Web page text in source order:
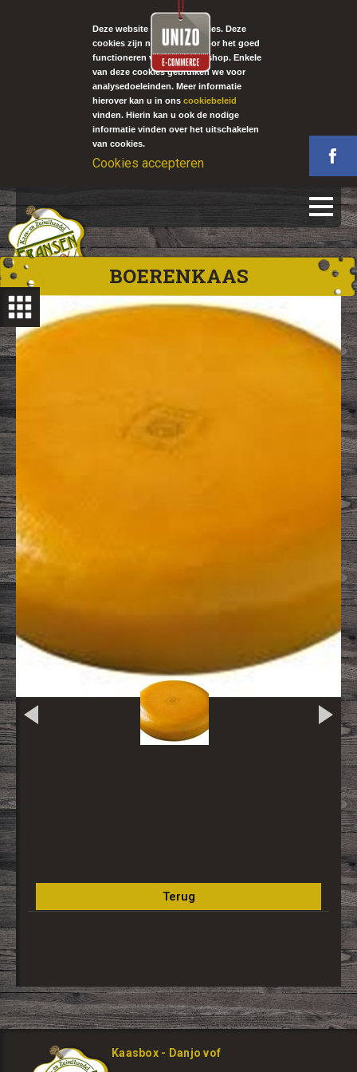
Deze website gebruikt cookies. Deze
cookies zijn noodzakelijk voor het goed
functioneren van onze webshop. Enkele
van deze cookies gebruiken we voor
analysedoeleinden. Meer informatie
hierover kan u in onscookiebeleid
vinden. Hierin kan u ook de nodige
informatie vinden over het uitschakelen
van cookies.
Cookies accepteren
BOERENKAAS
Kaasbox - Danjo vof